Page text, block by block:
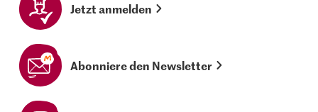
Jetzt anmelden
Abonniere den Newsletter